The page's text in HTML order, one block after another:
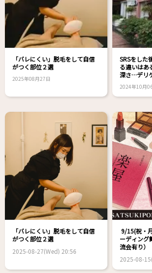
「バレにくい」脱毛をして自信
がつく部位２選
2025年08月27日
SRSをした
る違いはあ
深さ…デリ
2024年10月
「バレにくい」脱毛をして自信
がつく部位２選
2025-08-27(Wed) 20:56
9/15(祝・
ーディング
流会有り）
2025-08-